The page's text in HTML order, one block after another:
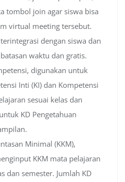
tombol join agar siswa bisa
virtual meeting tersebut.
dengan siswa dan
waktu dan gratis.
digunakan untuk
Inti (KI) dan Kompetensi
sesuai kelas dan
KD Pengetahuan
Minimal (KKM),
KKM mata pelajaran
dan semester. Jumlah KD